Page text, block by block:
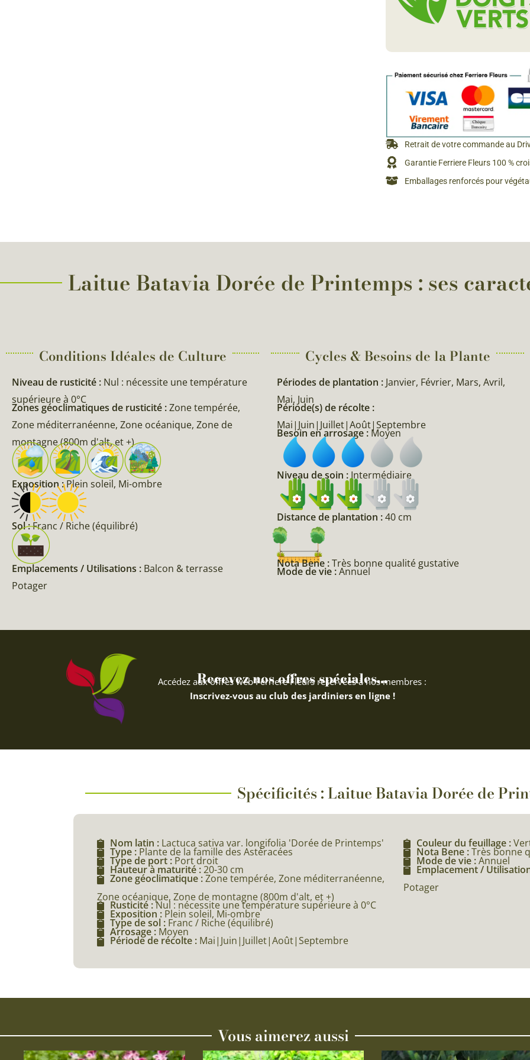
d’Antan
Bulbes
Bulbes
Retrait de votre commande au
Garantie Ferriere Fleurs 100 %
Emballages renforcés pour
Laitue Batavia Dorée de Printemps : ses
Conditions Idéales de Culture
Niveau de rusticité : Nul : nécessite une température
supérieure à 0°C
Zones géoclimatiques de rusticité :Zone tempérée,
Zone méditerranéenne, Zone océanique, Zone de
montagne (800m d'alt, et +)
Exposition :Plein soleil, Mi-ombre
Sol :Franc / Riche (équilibré)
Emplacements / Utilisations : Balcon & terrasse
Potager
Cycles & Besoins de la Plante​
Périodes de plantation : Janvier, Février, Mars, Avril,
Mai, Juin
Période(s) de récolte :
Mai|Juin|Juillet|Août|Septembre
Besoin en arrosage :Moyen
Niveau de soin :Intermédiaire
Distance de plantation :40 cm
Nota Bene :Très bonne qualité gustative
Mode de vie :Annuel
Recevez nos offres spéciales...
Accédez aux offres web Ferriere Fleurs réservées à nos membres :
Inscrivez-vous au club des jardiniers en ligne !
Spécificités : Laitue Batavia Dorée de
Nom latin : Lactuca sativa var. longifolia 'Dorée de Printemps'
Type : Plante de la famille des Astéracées
Type de port : Port droit
Hauteur à maturité :20-30 cm
Zone géoclimatique :Zone tempérée, Zone méditerranéenne,
Zone océanique, Zone de montagne (800m d'alt, et +)
Rusticité :Nul : nécessite une température supérieure à 0°C
Exposition : Plein soleil, Mi-ombre
Type de sol : Franc / Riche (équilibré)
Arrosage : Moyen
Période de récolte : Mai|Juin|Juillet|Août|Septembre
Couleur du feuillage :
Nota Bene :Très bonne
Mode de vie :Annuel
Emplacement /
Potager
Vous aimerez aussi